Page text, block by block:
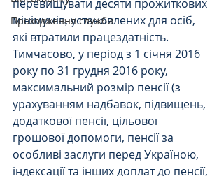
Проходження служби
перевищувати десяти прожиткових
мінімумів, установлених для осіб,
які втратили працездатність.
Тимчасово, у період з 1 січня 2016
року по 31 грудня 2016 року,
максимальний розмір пенсії (з
урахуванням надбавок, підвищень,
додаткової пенсії, цільової
грошової допомоги, пенсії за
особливі заслуги перед Україною,
індексації та інших доплат до пенсії,